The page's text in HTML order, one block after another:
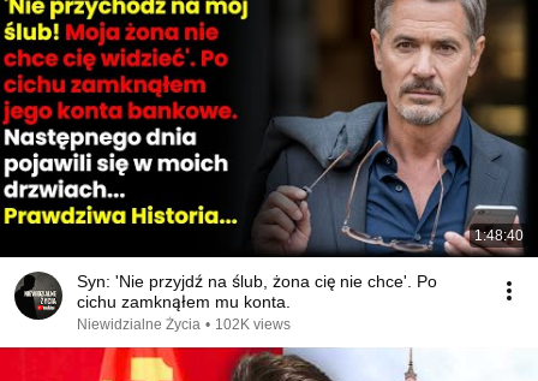
1:48:40
Syn: 'Nie przyjdź na ślub, żona cię nie chce'. Po
cichu zamknąłem mu konta.
Niewidzialne Życia • 102K views